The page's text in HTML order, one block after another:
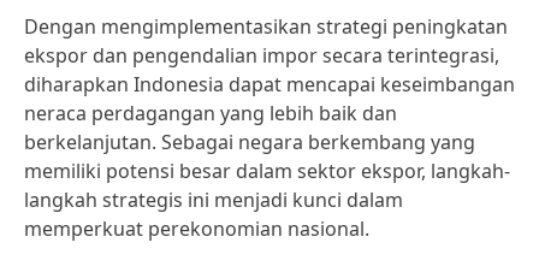
Dengan mengimplementasikan strategi peningkatan
ekspor dan pengendalian impor secara terintegrasi,
diharapkan Indonesia dapat mencapai keseimbangan
neraca perdagangan yang lebih baik dan
berkelanjutan. Sebagai negara berkembang yang
memiliki potensi besar dalam sektor ekspor, langkah-
langkah strategis ini menjadi kunci dalam
memperkuat perekonomian nasional.